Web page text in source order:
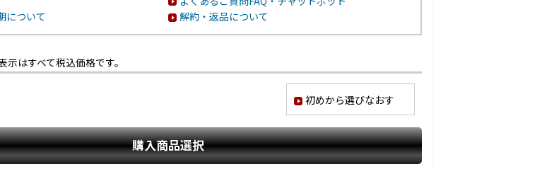
について
解約・返品について
示はすべて税込価格です。
初めから選びなおす
購入商品選択